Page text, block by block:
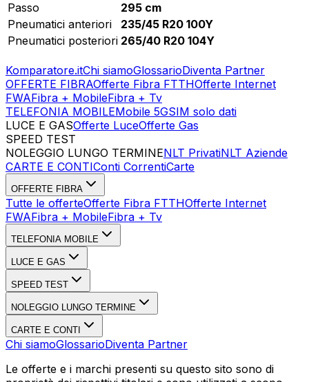
Passo
295 cm
Pneumatici anteriori
235/45 R20 100Y
Pneumatici posteriori 265/40 R20 104Y
Komparatore.itChi siamoGlossarioDiventa Partner
OFFERTE FIBRAOfferte Fibra FTTHOfferte Internet
FWAFibra + MobileFibra + Tv
TELEFONIA MOBILEMobile 5GSIM solo dati
LUCE E GASOfferte LuceOfferte Gas
SPEED TEST
NOLEGGIO LUNGO TERMINENLT PrivatiNLT Aziende
CARTE E CONTIConti CorrentiCarte
OFFERTE FIBRA
Tutte le offerteOfferte Fibra FTTHOfferte Internet
FWAFibra + MobileFibra + Tv
TELEFONIA MOBILE
LUCE E GAS
SPEED TEST
NOLEGGIO LUNGO TERMINE
CARTE E CONTI
Chi siamoGlossarioDiventa Partner
Le offerte e i marchi presenti su questo sito sono di